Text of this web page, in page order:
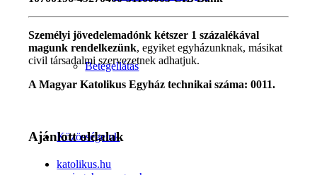
Betegellátás
Közösségeink
Személyi jövedelemadónk kétszer 1 százalékával
magunk rendelkezünk, egyiket egyházunknak, másikat
civil társadalmi szervezetnek adhatjuk.
A Magyar Katolikus Egyház technikai száma: 0011.
Ajánlott oldalak
katolikus.hu